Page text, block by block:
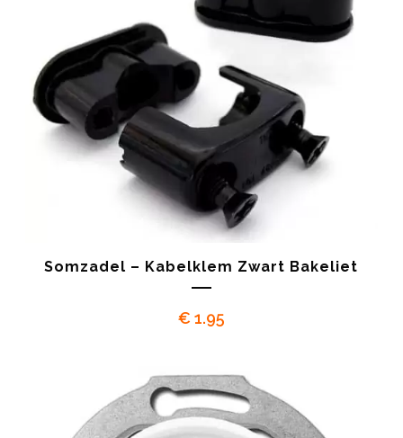
Somzadel – Kabelklem Zwart Bakeliet
€ 1.95